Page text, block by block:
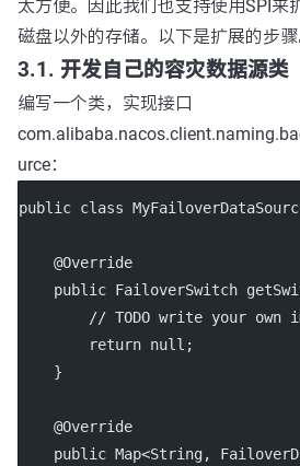
太方便。因此我们也支持使用SPI来
磁盘以外的存储。以下是扩展的步骤
3.1. 开发自己的容灾数据源类
编写一个类，实现接口
urce：
public class
    @Override
public FailoverSwitch
// TODO write your own
        return null;
    }
    @Override
public Map<String,